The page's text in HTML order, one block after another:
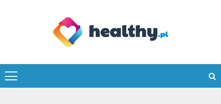
healthy.pl